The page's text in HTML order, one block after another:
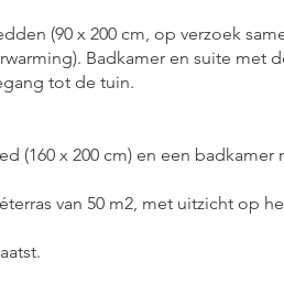
(90 x 200 cm, op verzoek
Badkamer en suite met
tot de tuin.
(160 x 200 cm) en een badkamer
van 50 m2, met uitzicht op